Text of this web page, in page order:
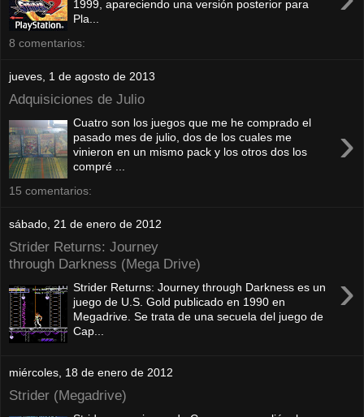
1999, apareciendo una versión posterior para
Pla...
8 comentarios:
jueves, 1 de agosto de 2013
Adquisiciones de Julio
›
Cuatro son los juegos que me he comprado el
pasado mes de julio, dos de los cuales me
vinieron en un mismo pack y los otros dos los
compré ...
15 comentarios:
sábado, 21 de enero de 2012
Strider Returns: Journey
through Darkness (Mega Drive)
›
Strider Returns: Journey through Darkness es un
juego de U.S. Gold publicado en 1990 en
Megadrive. Se trata de una secuela del juego de
Cap...
miércoles, 18 de enero de 2012
Strider (Megadrive)